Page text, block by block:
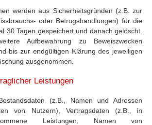
werden aus Sicherheitsgründen (z.B. zur
oder Betrugshandlungen) für die
30 Tagen gespeichert und danach gelöscht.
Aufbewahrung zu Beweiszwecken
bis zur endgültigen Klärung des jeweiligen
ausgenommen.
Leistungen
(z.B., Namen und Adressen
von Nutzern), Vertragsdaten (z.B., in
Leistungen, Namen von